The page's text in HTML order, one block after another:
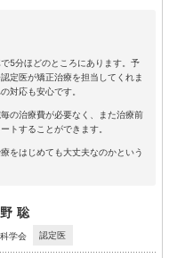
5分ほどのところにあります。予
定医が矯正治療を担当してくれま
対応も安心です。
の治療費が必要なく、また治療前
トすることができます。
をはじめても大丈夫なのかという
野聡
学会 認定医